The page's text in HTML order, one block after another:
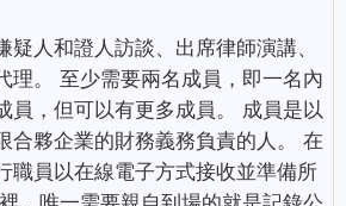
人和證人訪談、出席律師演講、
理。 至少需要兩名成員，即一名內
員，但可以有更多成員。 成員是以
合夥企業的財務義務負責的人。 在
職員以在線電子方式接收並準備所